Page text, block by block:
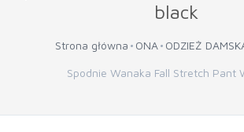
black
Strona główna ONA ODZIEŻ
Spodnie Wanaka Fall Stretch Pant